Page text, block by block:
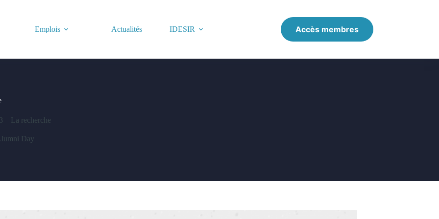
Emplois Actualités IDESIR Accès membres
– La recherche
Day